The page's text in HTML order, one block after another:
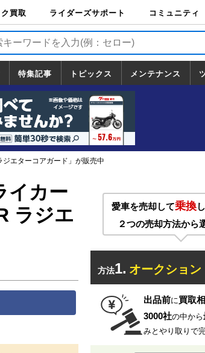
買取
買取
ライダーズサポート
ライダーズサポート
TOP
バイク輸送
バイクガレージライ
フ
バイク車両保険
ロードサービス
バイク試乗
コミュニティ
特集記事 トピックス
トピックス
一覧
ホンダ
ヤマハ
スズキ
カワサキ
ハーレーダ
ビッドソン
BMW
ドゥカティ
トライアン
フ
メンテナンス
エターコアガード」が販売中
イカー
ラジエ
愛車を売却して乗換
２つの売却方法から
方法1. オークション
出品前に買取
3000社の中から
みとやり取りで完